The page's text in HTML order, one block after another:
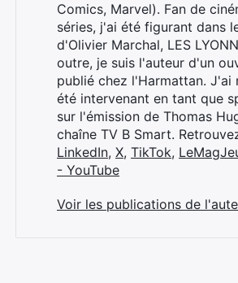
Comics, Marvel). Fan de
séries, j'ai été figurant dans
d'Olivier Marchal, LES
outre, je suis l'auteur d'un
publié chez l'Harmattan. J'ai
été intervenant en tant que
sur l'émission de Thomas
chaîne TV B Smart.
LinkedIn, X, TikTok,
- YouTube
Voir les publications de